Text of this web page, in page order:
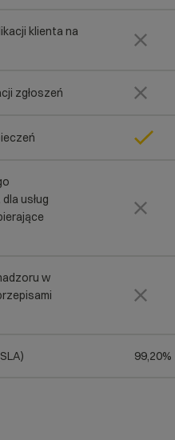
klienta na
zgłoszeń
usług
w
99,20%